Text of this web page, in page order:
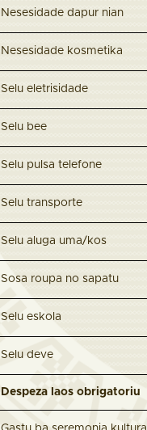
Nesesidade dapur nian
Nesesidade kosmetika
Selu eletrisidade
Selu bee
Selu pulsa telefone
Selu transporte
Selu aluga uma/kos
Sosa roupa no sapatu
Selu eskola
Selu deve
Despeza laos obrigatoriu